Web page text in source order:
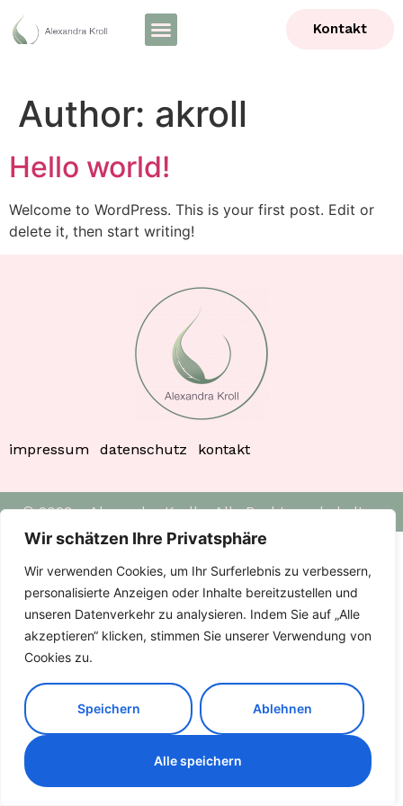
Wir schätzen Ihre Privatsphäre
Wir verwenden Cookies, um Ihr Surferlebnis zu verbessern,
personalisierte Anzeigen oder Inhalte bereitzustellen und
unseren Datenverkehr zu analysieren. Indem Sie auf „Alle
akzeptieren“ klicken, stimmen Sie unserer Verwendung von
Cookies zu.
Speichern Ablehnen
Alle speichern
Kontakt
Author: akroll
Hello world!
Welcome to WordPress. This is your first post. Edit or
delete it, then start writing!
impressum datenschutz kontakt
© 2023 – Alexandra Kroll – Alle Rechte vorbehalten